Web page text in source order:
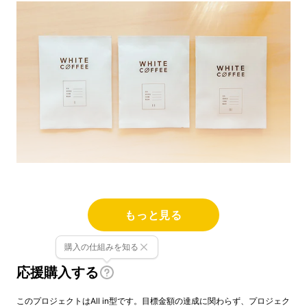
① お申し込み頂いた方に、まずは厳選された
コーヒー豆を3種類、あえてよけいな情報を記
載せず、空欄のまま、お届けします。
もっと見る
応援購入する
購入の仕組みを知る
このプロジェクトはAll in型です。目標金額の達成に関わらず、プロジェク